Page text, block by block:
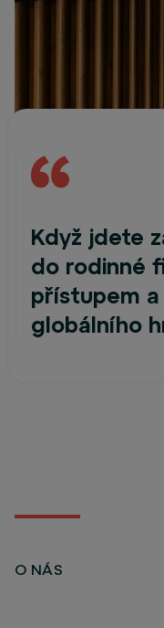
Když jdete
do rodinné
přístupem
globálního
O NÁS